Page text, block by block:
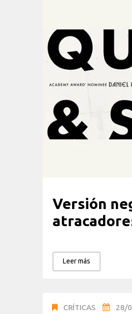
Versión
Leer más
CRÍTICAS 28/